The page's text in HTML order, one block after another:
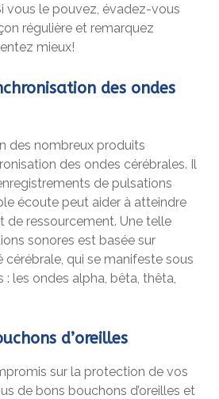
vous le pouvez, évadez-vous
régulière et remarquez
mieux!
des ondes
des nombreux produits
des ondes cérébrales. Il
de pulsations
écoute peut aider à atteindre
de ressourcement. Une telle
sonores est basée sur
cérébrale, qui se manifeste sous
les ondes alpha, bêta, thêta,
d’oreilles
sur la protection de vos
de bons bouchons d’oreilles et